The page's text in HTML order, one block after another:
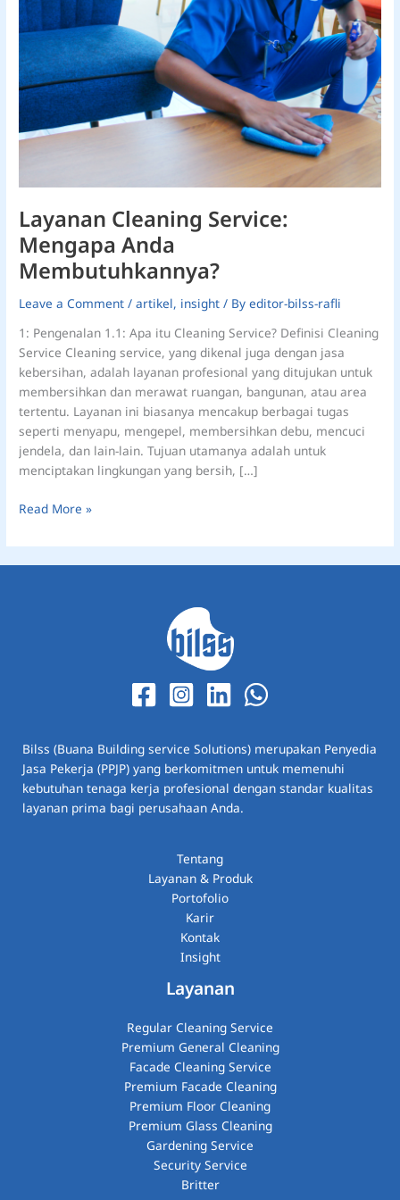
Layanan Cleaning Service:
Mengapa Anda
Membutuhkannya?
Leave a Comment /artikel, insight / Byeditor-bilss-rafli
1: Pengenalan 1.1: Apa itu Cleaning Service? Definisi Cleaning
Service Cleaning service, yang dikenal juga dengan jasa
kebersihan, adalah layanan profesional yang ditujukan untuk
membersihkan dan merawat ruangan, bangunan, atau area
tertentu. Layanan ini biasanya mencakup berbagai tugas
seperti menyapu, mengepel, membersihkan debu, mencuci
jendela, dan lain-lain. Tujuan utamanya adalah untuk
menciptakan lingkungan yang bersih, […]
Read More »
Bilss (Buana Building service Solutions) merupakan Penyedia
Jasa Pekerja (PPJP) yang berkomitmen untuk memenuhi
kebutuhan tenaga kerja profesional dengan standar kualitas
layanan prima bagi perusahaan Anda.
Tentang
Layanan & Produk
Portofolio
Karir
Kontak
Insight
Layanan
Regular Cleaning Service
Premium General Cleaning
Facade Cleaning Service
Premium Facade Cleaning
Premium Floor Cleaning
Premium Glass Cleaning​
Gardening Service
Security Service
Britter